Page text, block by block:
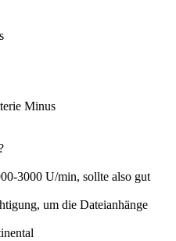
Minus
3000 U/min, sollte also gut
um die Dateianhänge